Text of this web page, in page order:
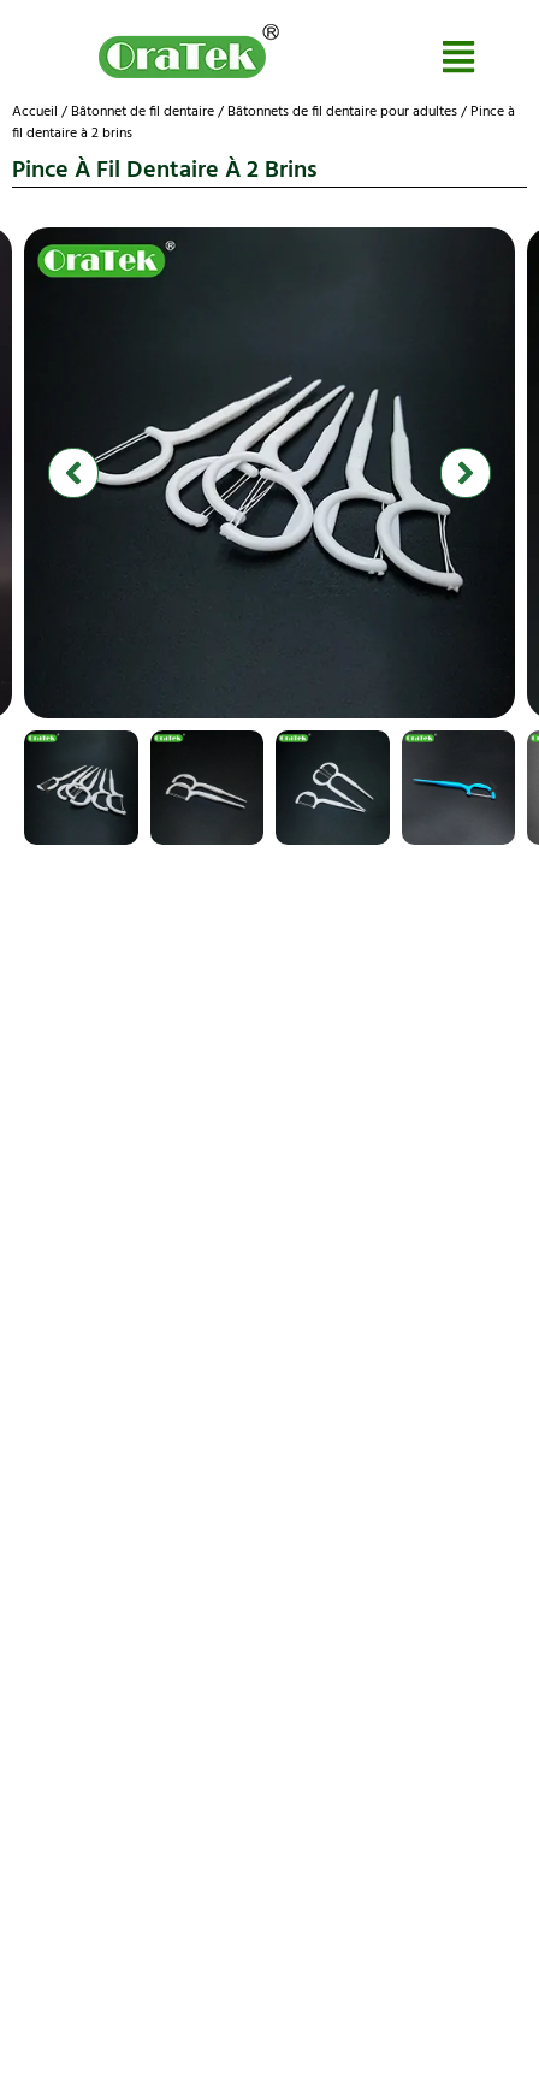
Accueil / Bâtonnet de fil dentaire/ Bâtonnets de fil dentaire pour adultes/ Pince à
fil dentaire à 2 brins
Pince À Fil Dentaire À 2 Brins